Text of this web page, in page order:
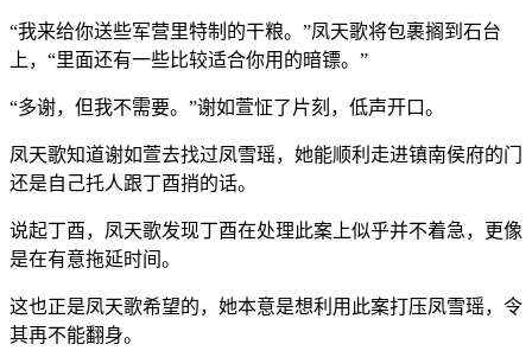
“我来给你送些军营里特制的干粮。”凤天歌将包裹搁到石台
上，“里面还有一些比较适合你用的暗镖。”
“多谢，但我不需要。”谢如萱怔了片刻，低声开口。
凤天歌知道谢如萱去找过凤雪瑶，她能顺利走进镇南侯府的门
还是自己托人跟丁酉捎的话。
说起丁酉，凤天歌发现丁酉在处理此案上似乎并不着急，更像
是在有意拖延时间。
这也正是凤天歌希望的，她本意是想利用此案打压凤雪瑶，令
其再不能翻身。